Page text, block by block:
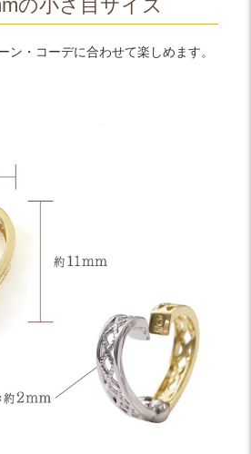
の小さ目サイズ
ン・コーデに合わせて楽しめます。